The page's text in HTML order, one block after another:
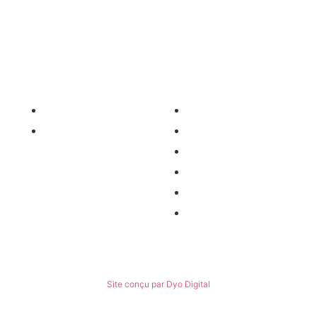
Site conçu par Dyo Digital